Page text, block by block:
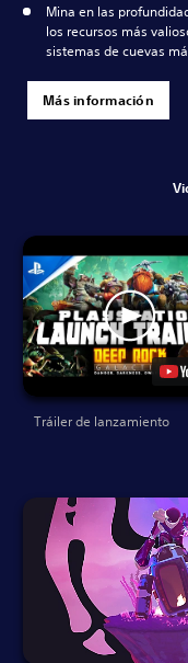
Mina en las
los recursos más
sistemas de cuevas
Más información
Tráiler de lanzamiento